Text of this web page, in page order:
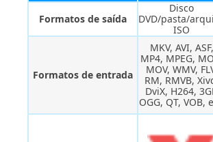
Formatos de saída
Disco
DVD/pasta/
ISO
Formatos de entrada
MKV, AVI, ASF,
MP4, MPEG,
MOV, WMV,
RM, RMVB,
DviX, H264,
OGG, QT, VOB,